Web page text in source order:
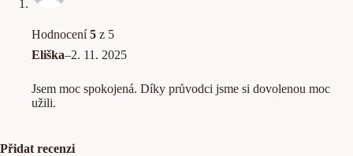
Hodnocení5 z 5
Eliška–2. 11. 2025
Jsem moc spokojená. Díky průvodci jsme si dovolenou moc
užili.
Přidat recenzi